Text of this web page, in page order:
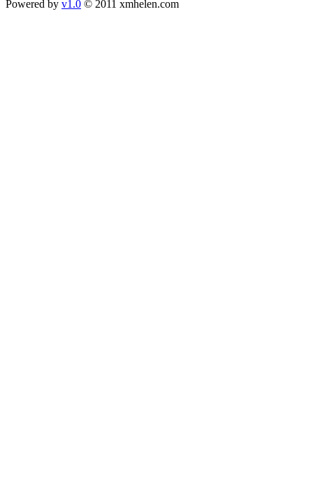
Powered by v1.0 © 2011 xmhelen.com